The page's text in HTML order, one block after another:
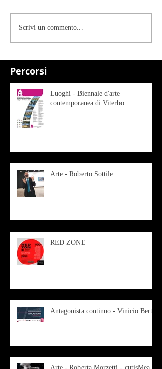
Percorsi
Scrivi un commento...
Luoghi - Biennale d'arte
contemporanea di Viterbo
Arte - Roberto Sottile
RED ZONE
Antagonista continuo - Vinicio Berti